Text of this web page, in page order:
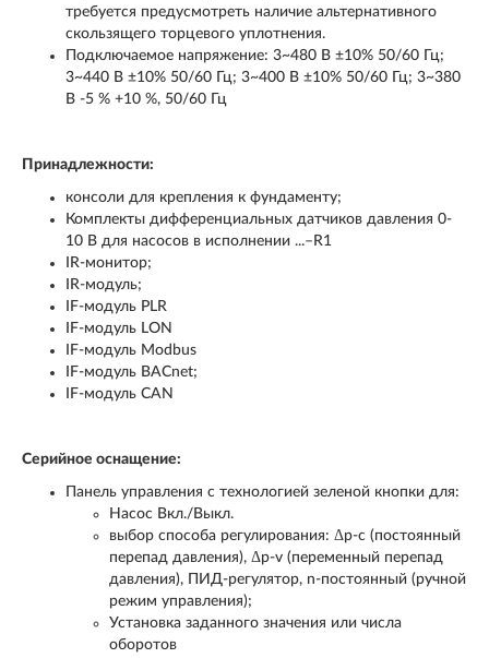
требуется предусмотреть наличие альтернативного
скользящего торцевого уплотнения.
Подключаемое напряжение: 3~480 В ±10% 50/60 Гц;
3~440 В ±10% 50/60 Гц; 3~400 В ±10% 50/60 Гц; 3~380
В -5 % +10 %, 50/60 Гц
Принадлежности:
консоли для крепления к фундаменту;
Комплекты дифференциальных датчиков давления 0-
10 В для насосов в исполнении ...–R1
IR-монитор;
IR-модуль;
IF-модуль PLR
IF-модуль LON
IF-модуль Modbus
IF-модуль BACnet;
IF-модуль CAN
Серийное оснащение:
Панель управления с технологией зеленой кнопки для:
Насос Вкл./Выкл.
выбор способа регулирования: Δp-c (постоянный
перепад давления), Δp-v (переменный перепад
давления), ПИД-регулятор, n-постоянный (ручной
режим управления);
Установка заданного значения или числа
оборотов